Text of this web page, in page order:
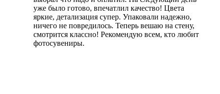
уже было готово, впечатлил качество! Цвета
яркие, детализация супер. Упаковали надежно,
ничего не повредилось. Теперь вешаю на стену,
смотрится классно! Рекомендую всем, кто любит
фотосувениры.